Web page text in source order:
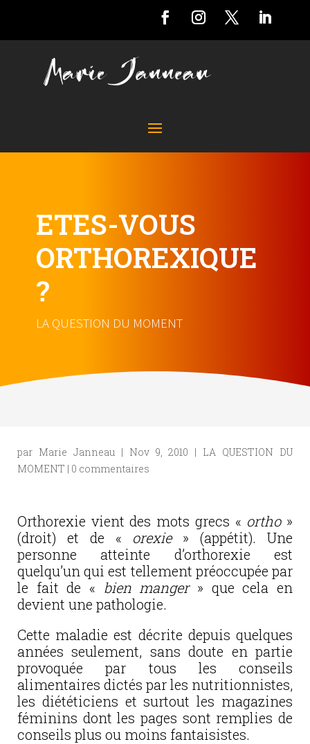
ETES-VOUS
ORTHOREXIQUE
?
LA QUESTION DU MOMENT
par Marie Janneau| Nov 9, 2010 | LA QUESTION DU
MOMENT | 0 commentaires
Orthorexie vient des mots grecs « ortho»
(droit) et de « orexie» (appétit). Une
personne atteinte d’orthorexie est
quelqu’un qui est tellement préoccupée par
le fait de « bien manger» que cela en
devient une pathologie.
Cette maladie est décrite depuis quelques
années seulement, sans doute en partie
provoquée par tous les conseils
alimentaires dictés par les nutritionnistes,
les diététiciens et surtout les magazines
féminins dont les pages sont remplies de
conseils plus ou moins fantaisistes.